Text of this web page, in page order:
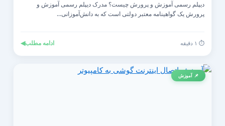
دیپلم رسمی آموزش و پرورش چیست؟ مدرک دیپلم رسمی آموزش و
پرورش یک گواهینامه معتبر دولتی است که به دانش‌آموزانی...
ادامه مطلب◀
📌 آموزش